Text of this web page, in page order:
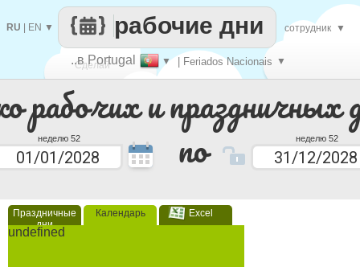
рабочих и праздничных
неделю 52 по неделю 52
Праздничные
дни
Календарь Excel
undefined
Сделай
каждый
..в Portugal ▼ | Feriados Nacionais ▼
рабочие дни
RU EN ▼ сотрудник ▼